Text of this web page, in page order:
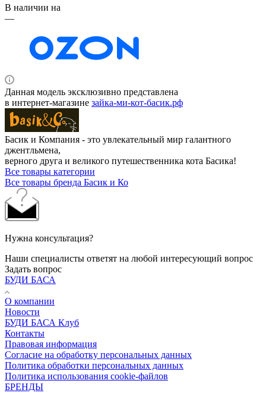
В наличии на
—
Данная модель эксклюзивно представлена
в интернет‑магазине зайка-ми-кот-басик.рф
Басик и Компания - это увлекательный мир галантного
джентльмена,
верного друга и великого путешественника кота Басика!
Все товары категории
Все товары бренда Басик и Ко
Нужна консультация?
Наши специалисты ответят на любой интересующий вопрос
Задать вопрос
БУДИ БАСА
О компании
Новости
БУДИ БАСА Клуб
Контакты
Правовая информация
Согласие на обработку персональных данных
Политика обработки персональных данных
Политика использования cookie-файлов
БРЕНДЫ